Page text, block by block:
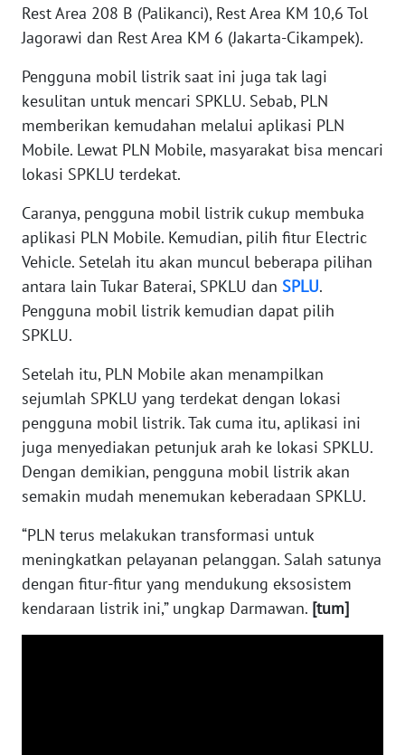
Rest Area 208 B (Palikanci), Rest Area KM 10,6 Tol
Jagorawi dan Rest Area KM 6 (Jakarta-Cikampek).
Pengguna mobil listrik saat ini juga tak lagi
kesulitan untuk mencari SPKLU. Sebab, PLN
memberikan kemudahan melalui aplikasi PLN
Mobile. Lewat PLN Mobile, masyarakat bisa mencari
lokasi SPKLU terdekat.
Caranya, pengguna mobil listrik cukup membuka
aplikasi PLN Mobile. Kemudian, pilih fitur Electric
Vehicle. Setelah itu akan muncul beberapa pilihan
antara lain Tukar Baterai, SPKLU dan SPLU.
Pengguna mobil listrik kemudian dapat pilih
SPKLU.
Setelah itu, PLN Mobile akan menampilkan
sejumlah SPKLU yang terdekat dengan lokasi
pengguna mobil listrik. Tak cuma itu, aplikasi ini
juga menyediakan petunjuk arah ke lokasi SPKLU.
Dengan demikian, pengguna mobil listrik akan
semakin mudah menemukan keberadaan SPKLU.
“PLN terus melakukan transformasi untuk
meningkatkan pelayanan pelanggan. Salah satunya
dengan fitur-fitur yang mendukung eksosistem
kendaraan listrik ini,” ungkap Darmawan. [tum]
WN
JAMBI
WN
SULTRA
NTB
WN
SULTENG
SULBAR
WN
WN
SUMBAR
WN
WN
BENGKULU
WN